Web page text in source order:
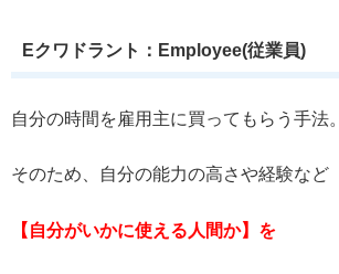
Eクワドラント：Employee(従業員)
自分の時間を雇用主に買ってもらう手法。
そのため、自分の能力の高さや経験など
【自分がいかに使える人間か】を